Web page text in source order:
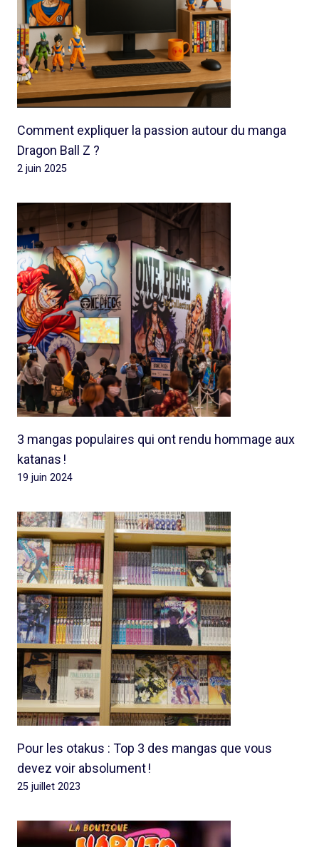
Comment expliquer la passion autour du manga
Dragon Ball Z ?
2 juin 2025
3 mangas populaires qui ont rendu hommage aux
katanas !
19 juin 2024
Pour les otakus : Top 3 des mangas que vous
devez voir absolument !
25 juillet 2023